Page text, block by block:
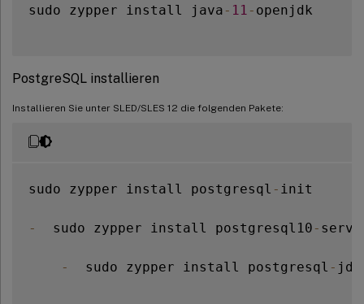
sudo zypper install java - 11 - openjdk
PostgreSQL installieren
Installieren Sie unter SLED/SLES 12 die folgenden Pakete:
sudo zypper install postgresql - init
-
  sudo zypper install postgresql10
-
-
  sudo zypper install postgresql
-